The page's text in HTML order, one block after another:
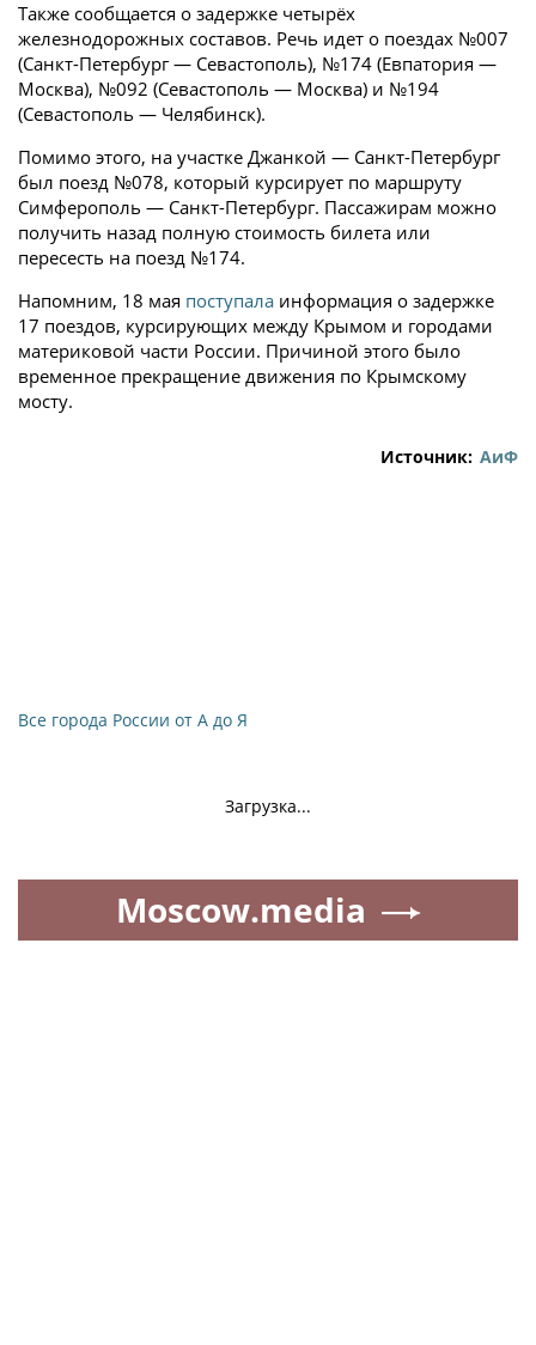
Также сообщается о задержке четырёх
железнодорожных составов. Речь идет о поездах №007
(Санкт-Петербург — Севастополь), №174 (Евпатория —
Москва), №092 (Севастополь — Москва) и №194
(Севастополь — Челябинск).
Помимо этого, на участке Джанкой — Санкт-Петербург
был поезд №078, который курсирует по маршруту
Симферополь — Санкт-Петербург. Пассажирам можно
получить назад полную стоимость билета или
пересесть на поезд №174.
Напомним, 18 мая поступала информация о задержке
17 поездов, курсирующих между Крымом и городами
материковой части России. Причиной этого было
временное прекращение движения по Крымскому
мосту.
Источник: АиФ
Все города России от А до Я
Загрузка...
Moscow.media